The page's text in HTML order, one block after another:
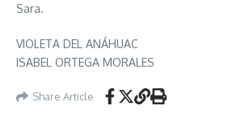
Sara.
VIOLETA DEL ANÁHUAC
ISABEL ORTEGA MORALES
Share Article